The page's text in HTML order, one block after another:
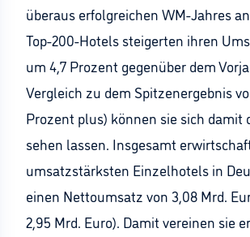
überaus erfolgreichen WM-Jahres
Top-200-Hotels steigerten ihren
um 4,7 Prozent gegenüber dem
Vergleich zu dem Spitzenergebnis
Prozent plus) können sie sich damit
sehen lassen. Insgesamt
umsatzstärksten Einzelhotels in
einen Nettoumsatz von 3,08 Mrd.
2,95 Mrd. Euro). Damit vereinen sie